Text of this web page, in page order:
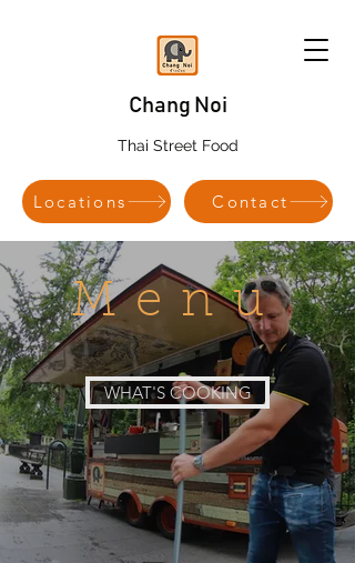
Chang Noi
Thai Street Food
Locations Contact
Menu
WHAT'S COOKING